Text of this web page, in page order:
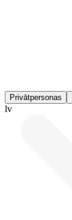
Privātpersonas
lv